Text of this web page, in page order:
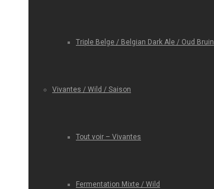
Triple Belge / Belgian Dark Ale / Oud Bruin
Vivantes / Wild / Saison
Tout voir – Vivantes
Fermentation Mixte / Wild